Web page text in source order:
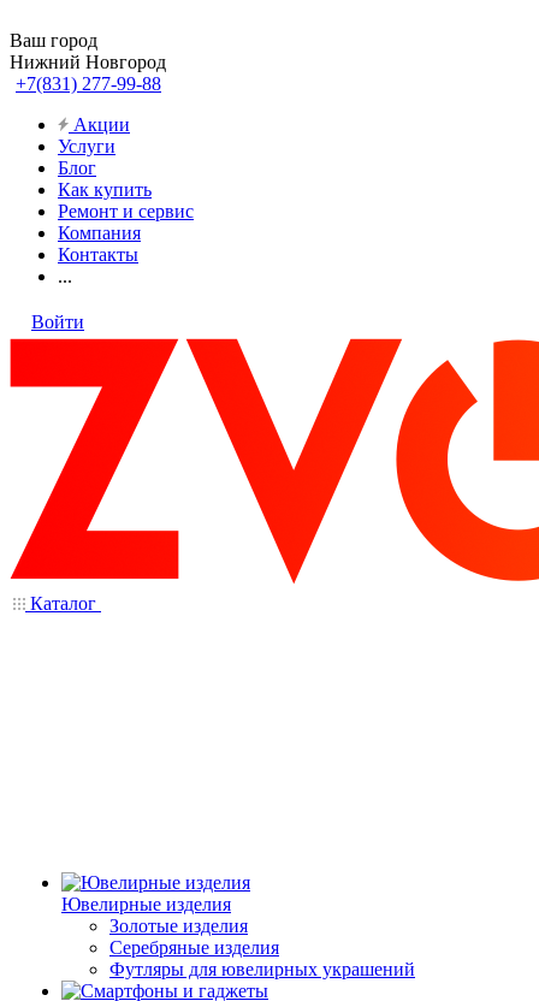
Ваш город
Нижний Новгород
+7(831) 277-99-88
Акции
Услуги
Блог
Как купить
Ремонт и сервис
Компания
Контакты
...
Войти
Каталог
Ювелирные изделия
Золотые изделия
Серебряные изделия
Футляры для ювелирных украшений